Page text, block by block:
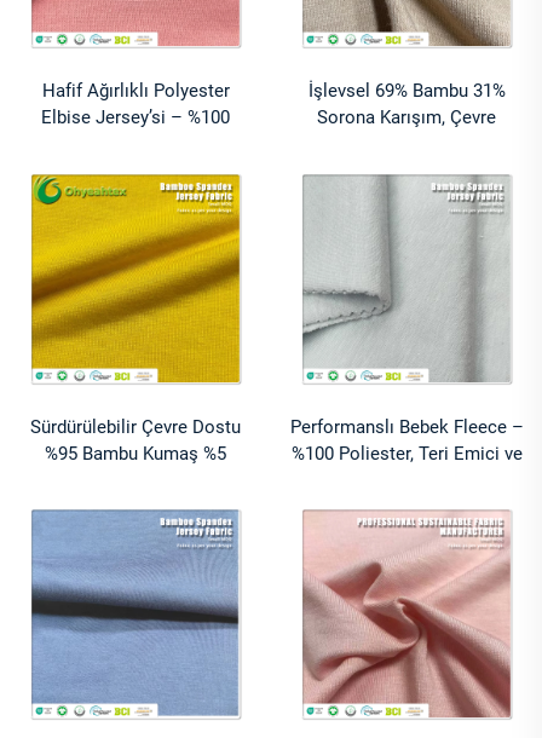
Hafif Ağırlıklı Polyester
Elbise Jersey’si – %100
Boyanmış Kumaş, Kız
Çocukları İçin Giyim
İşlevsel 69% Bambu 31%
Sorona Karışım, Çevre
gsm Triko Örme Kumaş,
Giyim Ürünleri İçin
Sürdürülebilir Çevre Dostu
%95 Bambu Kumaş %5
Kumaş Bebek Yatağı ve Uyku
Giysileri İçin
Performanslı Bebek Fleece –
%100 Poliester, Teri Emici ve
Uyku Kıyafetleri ve Ev
Giysileri İçin